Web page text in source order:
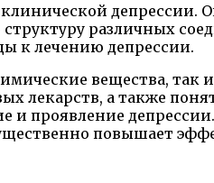
депрессии.
различных
к лечению депрессии.
вещества,
лекарств, а также
проявление
повышает